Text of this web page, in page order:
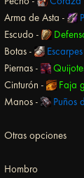
Arma de Asta -
Escudo -
Botas -
Piernas -
Cinturón -
Faja
Manos -
Puños
Otras opciones
Hombro